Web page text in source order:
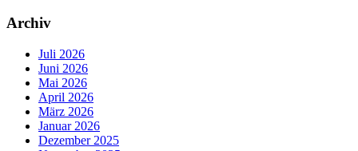
Archiv
Juli 2026
Juni 2026
Mai 2026
April 2026
März 2026
Januar 2026
Dezember 2025